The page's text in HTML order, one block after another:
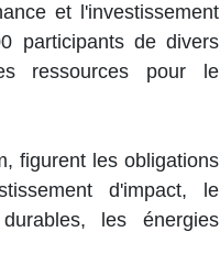
et l'investissement
participants de divers
ressources pour le
figurent les obligations
d'impact, le
les énergies